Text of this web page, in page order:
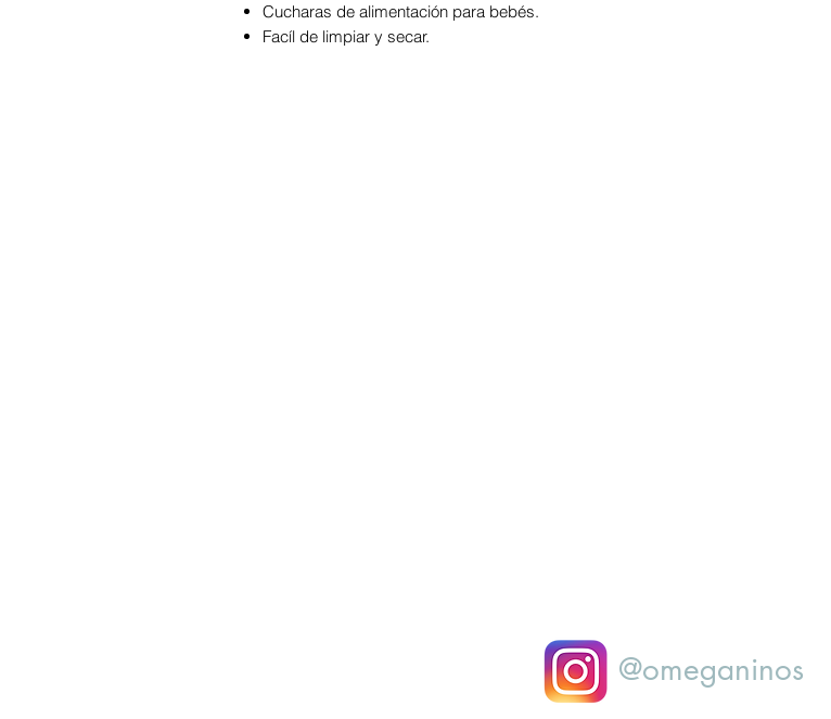
Cucharas de alimentación para bebés.
Facíl de limpiar y secar.
@omeganinos